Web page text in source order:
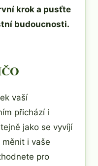
krok a pusťte
budoucnosti.
vaší
přichází i
jako se vyvíjí
i vaše
pro